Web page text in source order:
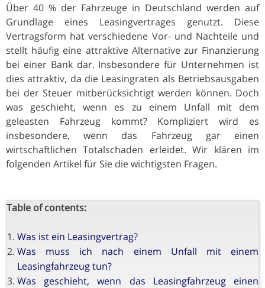
Über 40 % der Fahrzeuge in Deutschland werden auf
Grundlage eines Leasingvertrages genutzt. Diese
Vertragsform hat verschiedene Vor- und Nachteile und
stellt häufig eine attraktive Alternative zur Finanzierung
bei einer Bank dar. Insbesondere für Unternehmen ist
dies attraktiv, da die Leasingraten als Betriebsausgaben
bei der Steuer mitberücksichtigt werden können. Doch
was geschieht, wenn es zu einem Unfall mit dem
geleasten Fahrzeug kommt? Kompliziert wird es
insbesondere, wenn das Fahrzeug gar einen
wirtschaftlichen Totalschaden erleidet. Wir klären im
folgenden Artikel für Sie die wichtigsten Fragen.
Table of contents:
Was ist ein Leasingvertrag?
Was muss ich nach einem Unfall mit einem
Leasingfahrzeug tun?
Was geschieht, wenn das Leasingfahrzeug einen